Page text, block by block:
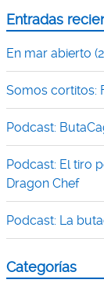
Entradas
En mar abierto
Somos cortitos:
Podcast:
Podcast: El tiro
Dragon Chef
Podcast: La
Categorías